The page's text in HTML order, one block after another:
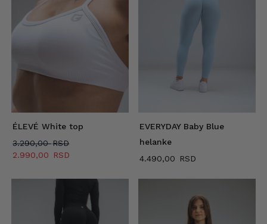
ÉLEVÉ White top
3.290,00
Originalna
cena
3.290,00 RSD.
2.990,00
EVERYDAY Baby Blue
helanke
4.490,00